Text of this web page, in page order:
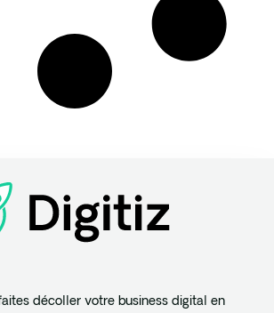
décoller votre business digital en